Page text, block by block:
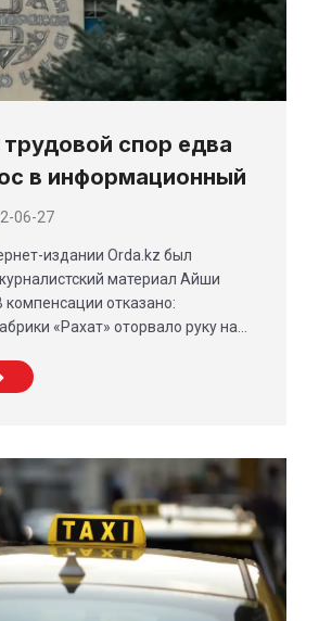
спор едва
в информационный
06-27
издании Orda.kz был
материал Айши
компенсации отказано:
«Рахат» оторвало руку на…